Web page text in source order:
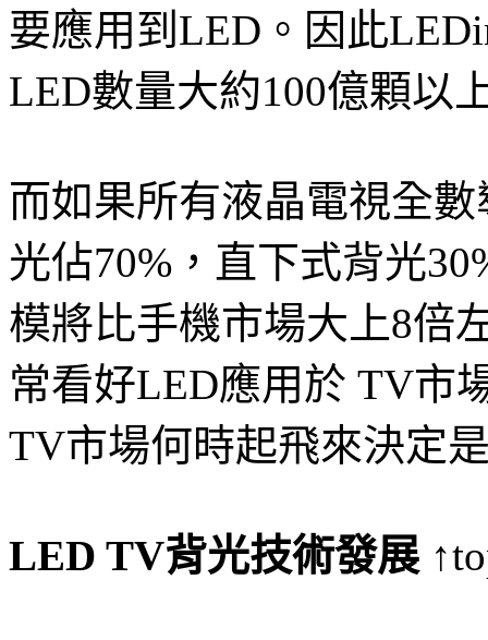
要應用到LED。因此
LED數量大約100億顆以
而如果所有液晶電視全
光佔70%，直下式背光
模將比手機市場大上8倍
常看好LED應用於 TV市
TV市場何時起飛來決定
LED TV背光技術發展